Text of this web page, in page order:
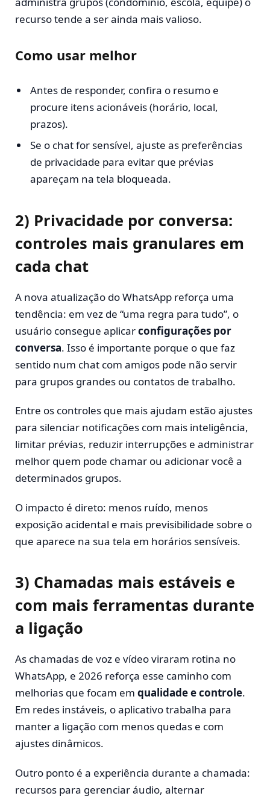
recurso tende a ser ainda mais valioso.
Como usar melhor
Antes de responder, confira o resumo e
procure itens acionáveis (horário, local,
prazos).
Se o chat for sensível, ajuste as preferências
de privacidade para evitar que prévias
apareçam na tela bloqueada.
2) Privacidade por conversa:
controles mais granulares em
cada chat
A nova atualização do WhatsApp reforça uma
tendência: em vez de “uma regra para tudo”, o
usuário consegue aplicarconfigurações por
conversa. Isso é importante porque o que faz
sentido num chat com amigos pode não servir
para grupos grandes ou contatos de trabalho.
Entre os controles que mais ajudam estão ajustes
para silenciar notificações com mais inteligência,
limitar prévias, reduzir interrupções e administrar
melhor quem pode chamar ou adicionar você a
determinados grupos.
O impacto é direto: menos ruído, menos
exposição acidental e mais previsibilidade sobre o
que aparece na sua tela em horários sensíveis.
3) Chamadas mais estáveis e
com mais ferramentas durante
a ligação
As chamadas de voz e vídeo viraram rotina no
WhatsApp, e 2026 reforça esse caminho com
melhorias que focam em qualidade e controle.
Em redes instáveis, o aplicativo trabalha para
manter a ligação com menos quedas e com
ajustes dinâmicos.
Outro ponto é a experiência durante a chamada:
recursos para gerenciar áudio, alternar